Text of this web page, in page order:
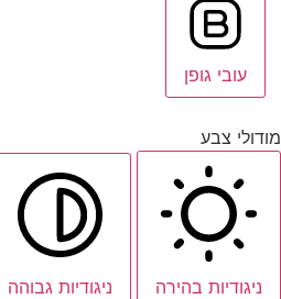
עובי גופן
מודולי צבע
ניגודיות בהירה ניגודיות גבוהה